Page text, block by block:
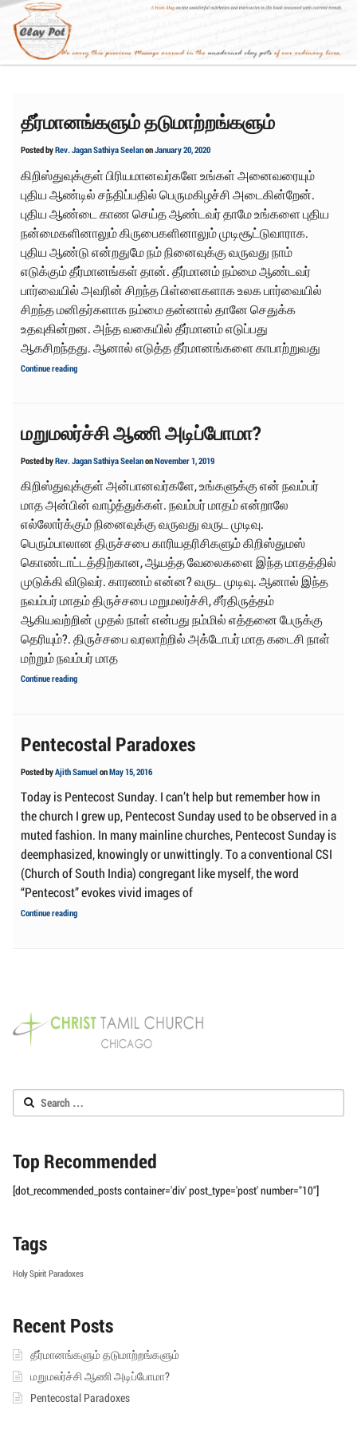
Skip
content
தீர்மானங்களும் தடுமாற்றங்களும்
Posted byRev. Jagan Sathiya SeelanonJanuary 20, 2020
கிறிஸ்துவுக்குள் பிரியமானவர்களே உங்கள் அனைவரையும்
புதிய ஆண்டில் சந்திப்பதில் பெருமகிழச்சி அடைகின்றேன்.
புதிய ஆண்டை காண செய்த ஆண்டவர் தாமே உங்களை புதிய
நன்மைகளினாலும் கிருபைகளினாலும் முடிசூட்டுவாராக.
புதிய ஆண்டு என்றதுமே நம் நினைவுக்கு வருவது நாம்
எடுக்கும் தீர்மானங்கள் தான். தீர்மானம் நம்மை ஆண்டவர்
பார்வையில் அவரின் சிறந்த பிள்ளைகளாக உலக பார்வையில்
சிறந்த மனிதர்களாக நம்மை தன்னால் தானே செதுக்க
உதவுகின்றன. அந்த வகையில் தீர்மானம் எடுப்பது
ஆகசிறந்தது. ஆனால் எடுத்த தீர்மானங்களை காபாற்றுவது
Continue reading
தடுமாற்றங்களும்
மறுமலர்ச்சி ஆணி அடிப்போமா?
Posted byRev. Jagan Sathiya SeelanonNovember 1, 2019
கிறிஸ்துவுக்குள் அன்பானவர்களே, உங்களுக்கு என் நவம்பர்
மாத அன்பின் வாழ்த்துக்கள். நவம்பர் மாதம் என்றாலே
எல்லோர்க்கும் நினைவுக்கு வருவது வருட முடிவு.
பெரும்பாலான திருச்சபை காரியதரிசிகளும் கிறிஸ்துமஸ்
கொண்டாட்டத்திற்கான, ஆயத்த வேலைகளை இந்த மாதத்தில்
முடுக்கி விடுவர். காரணம் என்ன? வருட முடிவு. ஆனால் இந்த
நவம்பர் மாதம் திருச்சபை மறுமலர்ச்சி, சீர்திருத்தம்
ஆகியவற்றின் முதல் நாள் என்பது நம்மில் எத்தனை பேருக்கு
தெரியும்?. திருச்சபை வரலாற்றில் அக்டோபர் மாத கடைசி நாள்
மற்றும் நவம்பர் மாத
Continue reading
ஆணி
Pentecostal Paradoxes
Posted byAjith Samuel onMay 15, 2016
Today is Pentecost Sunday. I can’t help but remember how in
the church I grew up, Pentecost Sunday used to be observed in a
muted fashion. In many mainline churches, Pentecost Sunday is
deemphasized, knowingly or unwittingly. To a conventional CSI
(Church of South India) congregant like myself, the word
“Pentecost” evokes vivid images of
Continue reading
Paradoxes
Search
for:
Top Recommended
[dot_recommended_posts container='div' post_type='post' number="10"]
Tags
Holy Spirit Paradoxes
Recent Posts
தீர்மானங்களும் தடுமாற்றங்களும்
மறுமலர்ச்சி ஆணி அடிப்போமா?
Pentecostal Paradoxes